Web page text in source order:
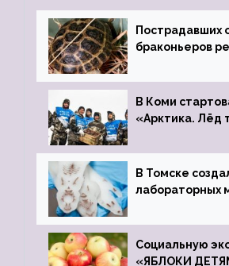
Пострадавших
браконьеров
зоопарк
В Коми
«Арктика. Лёд
В Томске
лабораторных
Социальную
«ЯБЛОКИ